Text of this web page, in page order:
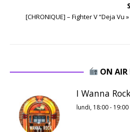
[CHRONIQUE] – Fighter V “Deja Vu
ON AIR
I Wanna
lundi, 18:00- 19:00